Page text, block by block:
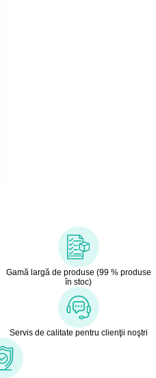
Gamă largă de produse (99 % produse
în stoc)
Servis de calitate pentru clienţii noştri